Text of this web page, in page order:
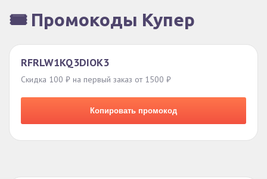
🎟️ Промокоды Купер
RFRLW1KQ3DIOK3
Скидка 100 ₽ на первый заказ от 1500 ₽
Копировать промокод